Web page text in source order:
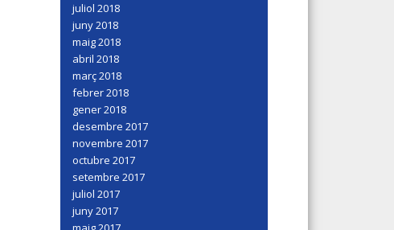
juliol 2018
juny 2018
maig 2018
abril 2018
març 2018
febrer 2018
gener 2018
desembre 2017
novembre 2017
octubre 2017
setembre 2017
juliol 2017
juny 2017